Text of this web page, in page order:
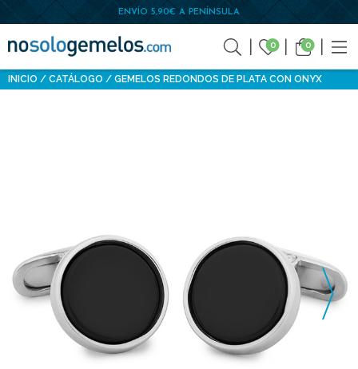
ENVÍO 5,90€ A PENÍNSULA
0 0
INICIO CATÁLOGO GEMELOS REDONDOS DE PLATA CON ONYX